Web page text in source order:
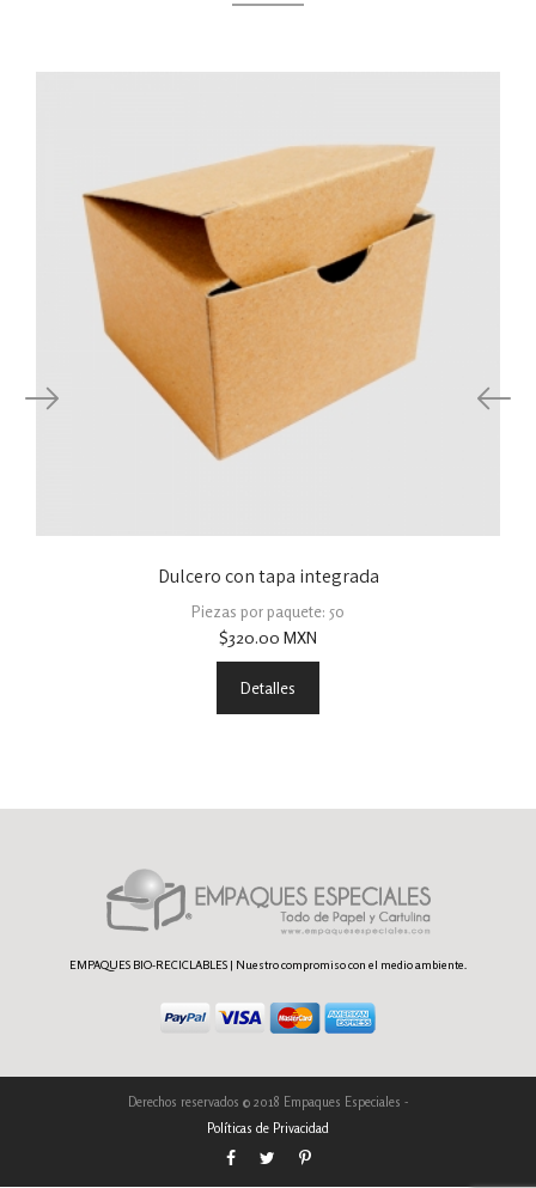
Dulcero con tapa integrada
Piezas por paquete: 50
$320.00 MXN
Detalles
EMPAQUES BIO-RECICLABLES | Nuestro compromiso con el medio ambiente.
Derechos reservados © 2018 Empaques Especiales -
Políticas de Privacidad